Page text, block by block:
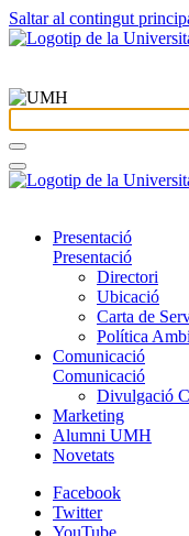
Saltar al contingut
Presentació
Presentació
Directori
Ubicació
Carta de
Política
Comunicació
Comunicació
Divulgació
Marketing
Alumni UMH
Novetats
Facebook
Twitter
YouTube